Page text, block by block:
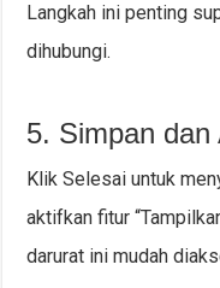
Langkah ini penting
dihubungi.
5. Simpan dan
Klik Selesai untuk
aktifkan fitur
darurat ini mudah